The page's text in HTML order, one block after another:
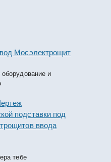
Мосэлектрощит
и
подставки под
ввода
тебе